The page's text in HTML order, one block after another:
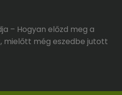
– Hogyan előzd meg a
mielőtt még eszedbe jutott